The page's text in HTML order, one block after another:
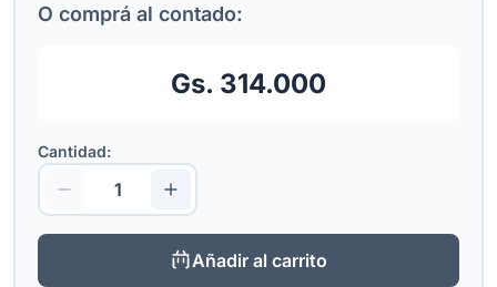
O comprá al contado:
Gs. 314.000
Cantidad:
Añadir al carrito